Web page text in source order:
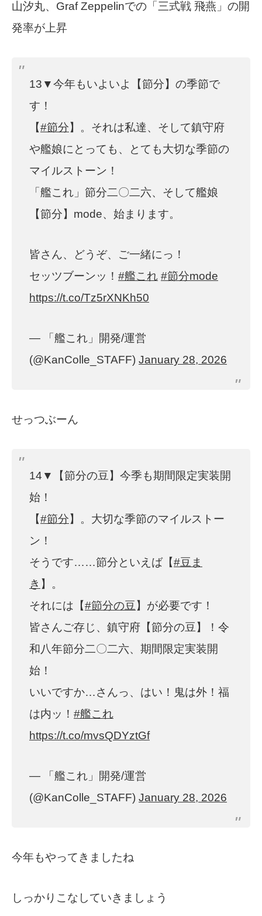
山汐丸、Graf Zeppelinでの「三式戦 飛燕」の開
発率が上昇
13▼今年もいよいよ【節分】の季節で
す！
【#節分】。それは私達、そして鎮守府
や艦娘にとっても、とても大切な季節の
マイルストーン！
「艦これ」節分二〇二六、そして艦娘
【節分】mode、始まります。
皆さん、どうぞ、ご一緒にっ！
セッツブーンッ！ #艦これ #節分mode
https://t.co/Tz5rXNKh50
— 「艦これ」開発/運営
(@KanColle_STAFF) January 28, 2026
せっつぶーん
14▼【節分の豆】今季も期間限定実装開
始！
【#節分】。大切な季節のマイルストー
ン！
そうです……節分といえば【#豆ま
き 】。
それには【#節分の豆】が必要です！
皆さんご存じ、鎮守府【節分の豆】！令
和八年節分二〇二六、期間限定実装開
始！
いいですか…さんっ、はい！鬼は外！福
は内ッ！ #艦これ
https://t.co/mvsQDYztGf
— 「艦これ」開発/運営
(@KanColle_STAFF) January 28, 2026
今年もやってきましたね
しっかりこなしていきましょう